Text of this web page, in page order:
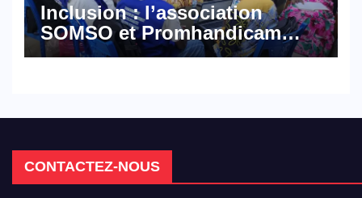
Inclusion : l’association
SOMSO et Promhandicam
militent en faveur d’une
CONTACTEZ-NOUS